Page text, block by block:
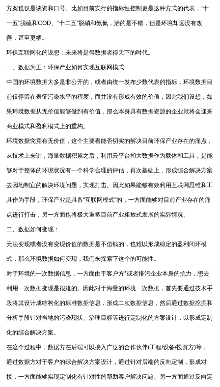
方案也仅是谈资和口号。比如目前实行的指标性控制更是这种方式的代表，“十
一五"脱硫和COD、“十二五"脱硝和氨氮，治的是不错，但是环境却远没有改
善，甚至更糟。
环保互联网化的设想：未来将是得数据者得天下的时代。
一、数据为王：环保产业如何实现互联网模式
中国的环境数据大多是非公开的，或者由统一发布少数代表的指标，环境数据目
前仅停留在表征污染水平的程度，而并没有形成有效的价值，因此我们设想，如
果环境数据从无价值能够做到有价值，那么本身具有数据资源的企业就将会迎来
商业模式和盈利模式上的重构。
环境数据究竟有无价值，这个主要看能否切实的解决目前环保产业存在的痛点，
从技术上来讲，海量数据积累之后，利用云平台和大数据作为载体和工具，是能
够对于整体的环境状况有一个科学合理的评估，再次基础上，形成综合解决方案
去因地制宜的解决环境问题，实现打击。因此如果能够有效利用互联网思维和工
具作为手段，环保产业是具备“互联网模式"的，一方面能够对目前产业存在的痛
点进行打击，另一方面也将极大重塑目前产业粗放式发展的实际情况。
二、数据如何变现：
无法变现或者没有变现价值的数据是不值钱的，也难以形成稳定的盈利闭环模
式，那么环境数据如何变现，我们来探索下这个的可能性。
对于环境的一次数据信息，一方面由于客户方*或者排污企业本身的抗力，想去
利用一次数据变现是很难的。因此对于海量的环境一次数据，首先要通过技术手
段将其设计成结构化的标准数据信息，形成二次数据信息，然后通过数据挖掘和
分析手段针对当地的污染现状、治理目标等进行定制化的方案设计，以形成定制
化的综合解决方案。
在这个过程中，数据方在后端可以接入广泛的合作伙伴(工程/设备/投资方)等，
通过数据方对于客户的综合解决方案设计，通过针对后端的反向定制，形成对
接，一方面能够实现定制化有针对性的帮助客户解决问题、另一方面通过反向定